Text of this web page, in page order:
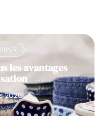
les avantages
2026